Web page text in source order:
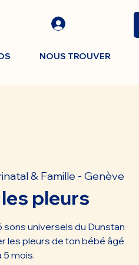
NOUS TROUVER
& Famille - Genève
pleurs
universels du Dunstan
les pleurs de ton bébé âgé
5 mois.